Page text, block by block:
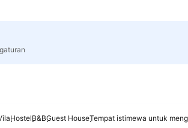
HostelB&BGuest HouseTempat istimewa untuk